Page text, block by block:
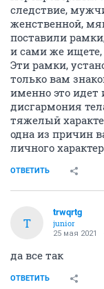
следствие,
женственной,
поставили
и сами же ищете,
Эти рамки,
только вам
именно это
дисгармония
тяжелый
одна из причин
личного
ОТВЕТИТЬ
T
trwqrtg
junior
25 мая 2021
да все так
ОТВЕТИТЬ